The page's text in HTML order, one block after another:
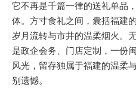
它不再是千篇一律的送礼单品
体。方寸食礼之间，囊括福建
岁月流转与市井的温柔烟火。
是政企会务、门店定制，一份
风光，留存独属于福建的温柔
别遗憾。